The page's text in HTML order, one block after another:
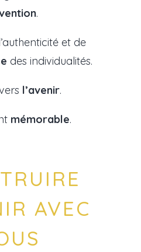
.
et de
des individualités.
l’avenir.
mémorable.
AVEC